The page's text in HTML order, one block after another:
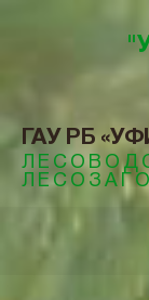
ГАУ РБ